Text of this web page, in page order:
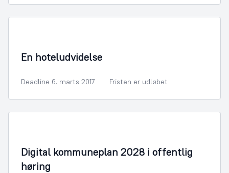
En hoteludvidelse
Deadline 6. marts 2017 Fristen er udløbet
Digital kommuneplan 2028 i offentlig
høring